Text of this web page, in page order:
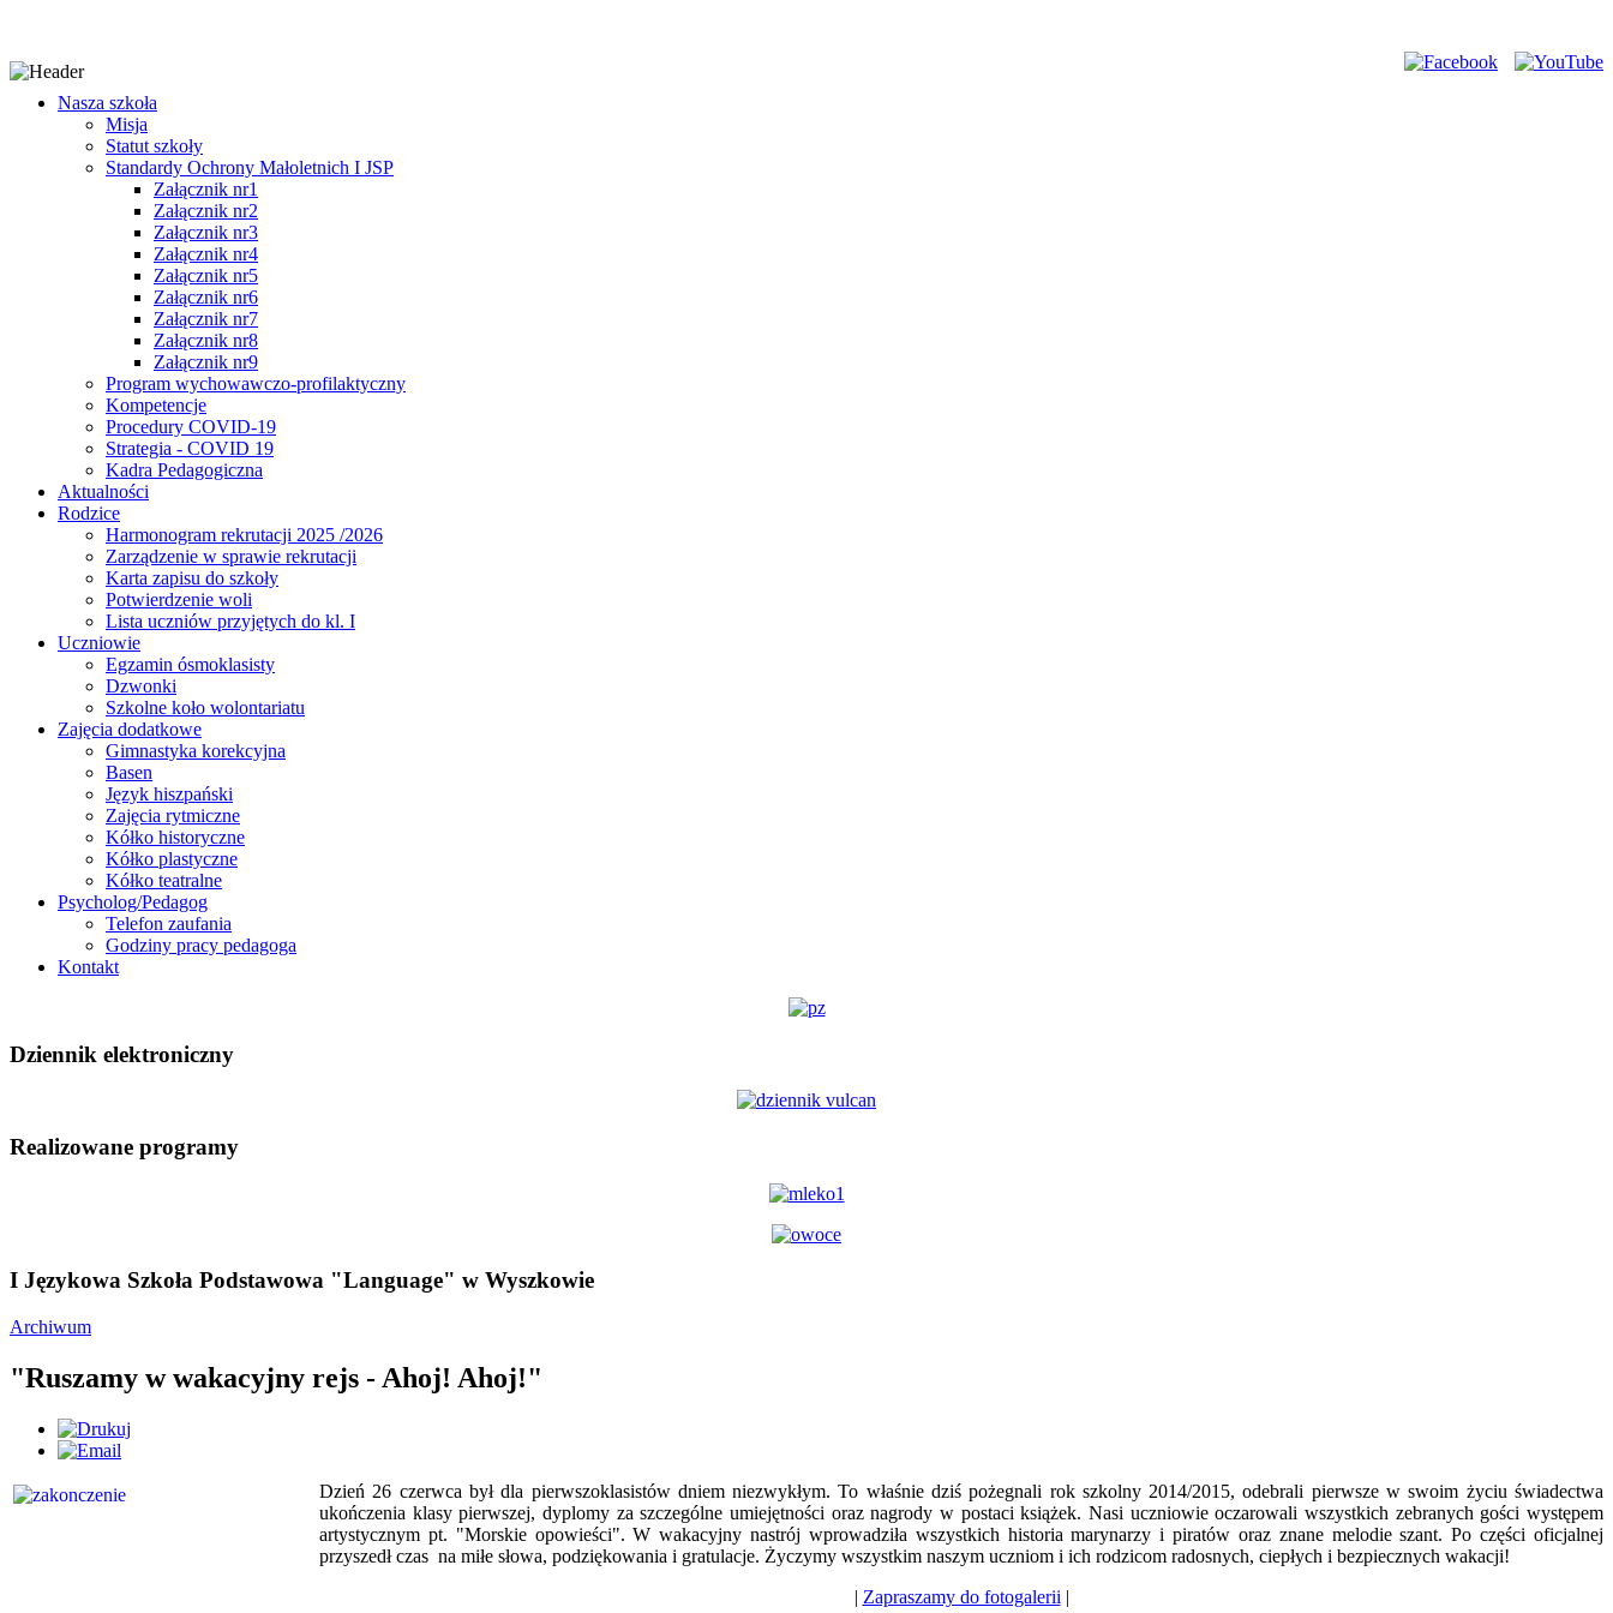
Nasza szkoła
Misja
Statut szkoły
Standardy Ochrony Małoletnich I JSP
Załącznik nr1
Załącznik nr2
Załącznik nr3
Załącznik nr4
Załącznik nr5
Załącznik nr6
Załącznik nr7
Załącznik nr8
Załącznik nr9
Program wychowawczo-profilaktyczny
Kompetencje
Procedury COVID-19
Strategia - COVID 19
Kadra Pedagogiczna
Aktualności
Rodzice
Harmonogram rekrutacji 2025 /2026
Zarządzenie w sprawie rekrutacji
Karta zapisu do szkoły
Potwierdzenie woli
Lista uczniów przyjętych do kl. I
Uczniowie
Egzamin ósmoklasisty
Dzwonki
Szkolne koło wolontariatu
Zajęcia dodatkowe
Gimnastyka korekcyjna
Basen
Język hiszpański
Zajęcia rytmiczne
Kółko historyczne
Kółko plastyczne
Kółko teatralne
Psycholog/Pedagog
Telefon zaufania
Godziny pracy pedagoga
Kontakt
Dziennik elektroniczny
Realizowane programy
I Językowa Szkoła Podstawowa "Language" w Wyszkowie
Archiwum
"Ruszamy w wakacyjny rejs - Ahoj! Ahoj!"
Dzień 26 czerwca był dla pierwszoklasistów dniem niezwykłym. To właśnie dziś pożegnali rok szkolny 2014/2015, odebrali pierwsze w swoim życiu świadectwa
ukończenia klasy pierwszej, dyplomy za szczególne umiejętności oraz nagrody w postaci książek. Nasi uczniowie oczarowali wszystkich zebranych gości występem
artystycznym pt. "Morskie opowieści". W wakacyjny nastrój wprowadziła wszystkich historia marynarzy i piratów oraz znane melodie szant. Po części oficjalnej
przyszedł czas na miłe słowa, podziękowania i gratulacje. Życzymy wszystkim naszym uczniom i ich rodzicom radosnych, ciepłych i bezpiecznych wakacji!
| Zapraszamy do fotogalerii |